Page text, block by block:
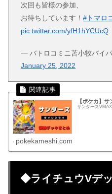
次回も皆様の参加、
お待ちしています！#トマロ
pic.twitter.com/yfH1hYCUcQ
— バトロコミニ苫小牧バイ
January 25, 2022
【ポケカ】
サンダース
pokekameshi.com
◆ライチュウVデ